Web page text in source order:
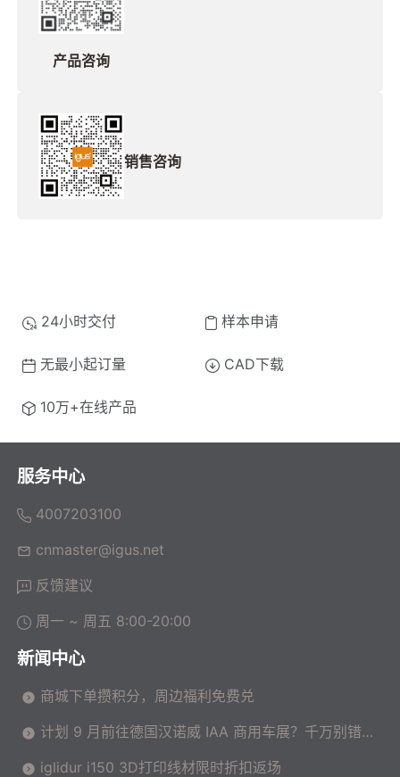
产品咨询
销售咨询
24小时交付 样本申请
无最小起订量 CAD下载
10万+在线产品
服务中心
4007203100
cnmaster@igus.net
反馈建议
周一 ~ 周五 8:00-20:00
新闻中心
商城下单攒积分，周边福利免费兑
计划 9 月前往德国汉诺威 IAA 商用车展？千万别错过
iglidur i150 3D打印线材限时折扣返场